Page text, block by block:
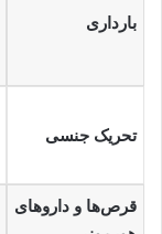
بارداری
تحریک جنسی
قرص‌ها و داروهای